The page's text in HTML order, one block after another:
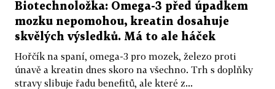
Biotechnoložka: Omega-3 před úpadkem
mozku nepomohou, kreatin dosahuje
skvělých výsledků. Má to ale háček
Hořčík na spaní, omega-3 pro mozek, železo proti
únavě a kreatin dnes skoro na všechno. Trh s doplňky
stravy slibuje řadu benefitů, ale které z...